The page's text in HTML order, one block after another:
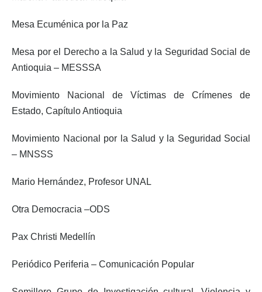
Mesa Ecuménica por la Paz
Mesa por el Derecho a la Salud y la Seguridad Social de
Antioquia – MESSSA
Movimiento Nacional de Víctimas de Crímenes de
Estado, Capítulo Antioquia
Movimiento Nacional por la Salud y la Seguridad Social
– MNSSS
Mario Hernández, Profesor UNAL
Otra Democracia –ODS
Pax Christi Medellín
Periódico Periferia – Comunicación Popular